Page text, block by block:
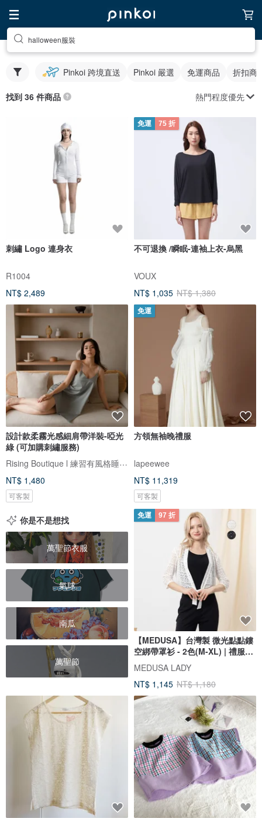
halloween服裝
Pinkoi 跨境直送 Pinkoi 嚴選 免運商品 折扣商
找到 36 件商品 熱門程度優先
刺繡 Logo 連身衣
R1004
NT$ 2,489
免運 75 折
不可退換 /瞬眠-連袖上衣-烏黑
VOUX
NT$ 1,035 NT$ 1,380
設計款柔霧光感細肩帶洋裝-啞光
綠 (可加購刺繡服務)
Rising Boutique l 練習有風格睡衣設計
NT$ 1,480
可客製
免運
方領無袖晚禮服
lapeewee
NT$ 11,319
可客製
你是不是想找
萬聖節衣服
氣球
南瓜
萬聖節
免運 97 折
【MEDUSA】台灣製 微光點點鏤
空綁帶罩衫 - 2色(M-XL) | 禮服外
套
MEDUSA LADY
NT$ 1,145 NT$ 1,180